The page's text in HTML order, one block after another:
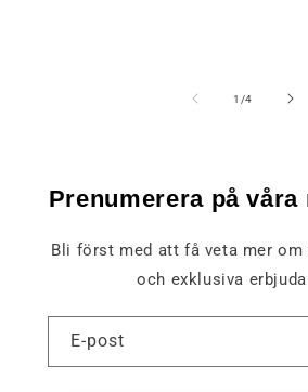
1 /av
4
Prenumerera på våra
Bli först med att få veta mer
och exklusiva
E-post